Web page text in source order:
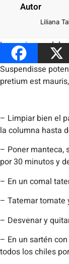
Autor
Liliana
Lorem ipsum
amet diam
Suspendisse
pretium est
– Limpiar bien el
la columna hasta
– Poner manteca,
por 30 minutos y
– En un comal
– Tatemar tomate
– Desvenar y
– En un sartén
todos los chiles